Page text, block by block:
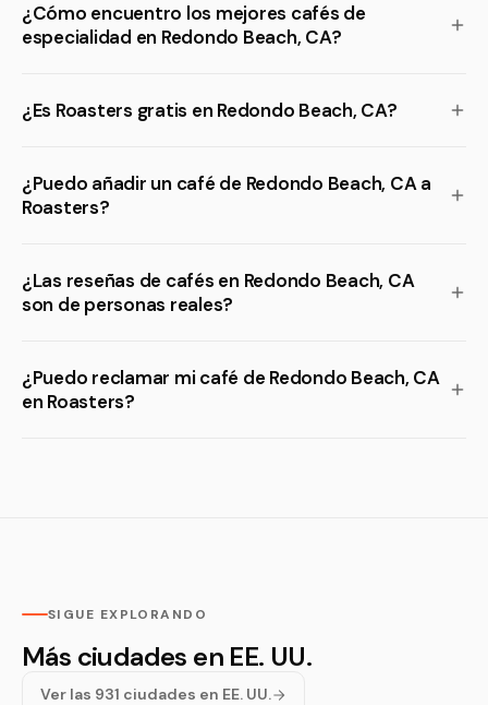
¿Cómo encuentro los mejores cafés de
especialidad en Redondo Beach, CA?
¿Es Roasters gratis en Redondo Beach, CA?
¿Puedo añadir un café de Redondo Beach, CA a
Roasters?
¿Las reseñas de cafés en Redondo Beach, CA
son de personas reales?
¿Puedo reclamar mi café de Redondo Beach, CA
en Roasters?
SIGUE EXPLORANDO
Más ciudades en EE. UU.
Ver las 931 ciudades en EE. UU.